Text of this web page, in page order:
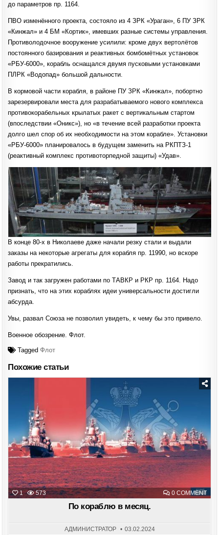
до параметров пр. 1164.
ПВО изменённого проекта, состояло из 4 ЗРК «Ураган», 6 ПУ ЗРК
«Кинжал» и 4 БМ «Кортик», имевших разные системы управления.
Противолодочное вооружение усилили: кроме двух вертолётов
постоянного базирования и реактивных бомбомётных установок
«РБУ-6000», корабль оснащался двумя пусковыми установками
ПЛРК «Водопад» большой дальности.
В кормовой части корабля, в районе ПУ ЗРК «Кинжал», побортно
зарезервировали места для разрабатываемого нового комплекса
противокорабельных крылатых ракет с вертикальным стартом
(впоследствии «Оникс»), но «в течение всей разработки проекта
долго шел спор об их необходимости на этом корабле». Установки
«РБУ-6000» планировалось в будущем заменить на РКПТЗ-1
(реактивный комплекс противоторпедной защиты) «Удав».
В конце 80-х в Николаеве даже начали резку стали и выдали
заказы на некоторые агрегаты для корабля пр. 11990, но вскоре
работы прекратились.
Завод и так загружен работами по ТАВКР и РКР пр. 1164. Надо
признать, что на этих кораблях идеи универсальности достигли
абсурда.
Увы, развал Союза не позволил увидеть, к чему бы это привело.
Военное обозрение. Флот.
TaggedФлот
Похожие статьи
1 573 0 COMMENTON
ПО
Posted
in
По кораблю в месяц.
АДМИНИСТРАТОР 03.02.2024